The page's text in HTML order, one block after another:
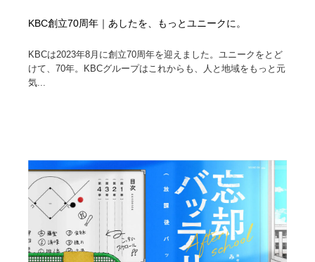
KBC創立70周年｜あしたを、もっとユニークに。
KBCは2023年8月に創立70周年を迎えました。ユニークをとど
けて、70年。KBCグループはこれからも、人と地域をもっと元
気...